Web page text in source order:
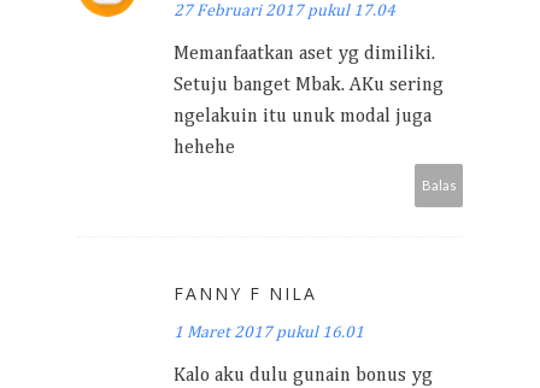
27 Februari 2017 pukul 17.04
Memanfaatkan aset yg dimiliki.
Setuju banget Mbak. AKu sering
ngelakuin itu unuk modal juga
hehehe
Balas
FANNY F NILA
1 Maret 2017 pukul 16.01
Kalo aku dulu gunain bonus yg